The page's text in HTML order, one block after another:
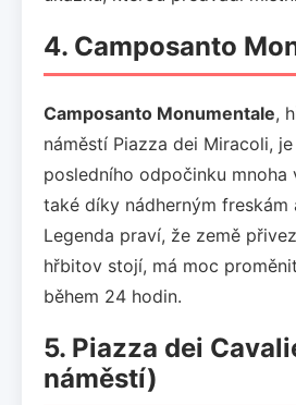
4. Camposanto
Camposanto Monumentale,
náměstí Piazza dei Miracoli,
posledního odpočinku mnoha
také díky nádherným freskám
Legenda praví, že země
hřbitov stojí, má moc
během 24 hodin.
5. Piazza dei
náměstí)